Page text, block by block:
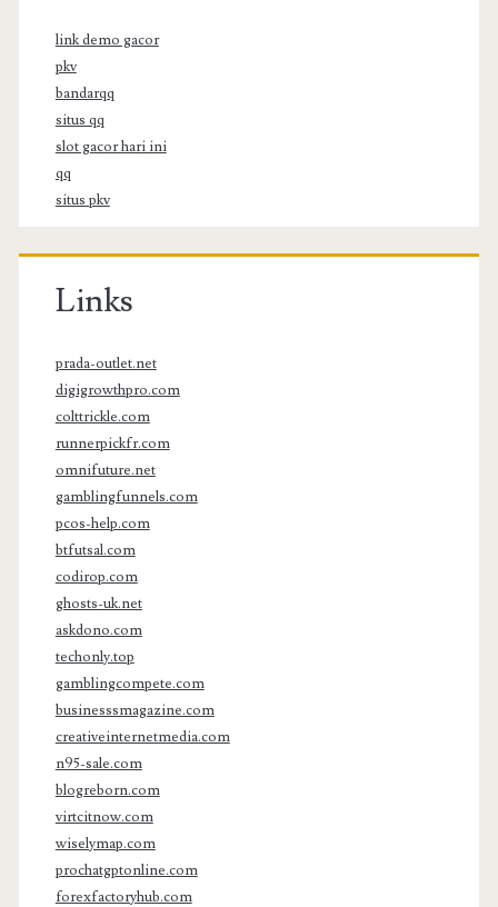
link demo gacor
pkv
bandarqq
situs qq
slot gacor hari ini
qq
situs pkv
Links
prada-outlet.net
digigrowthpro.com
colttrickle.com
runnerpickfr.com
omnifuture.net
gamblingfunnels.com
pcos-help.com
btfutsal.com
codirop.com
ghosts-uk.net
askdono.com
techonly.top
gamblingcompete.com
businesssmagazine.com
creativeinternetmedia.com
n95-sale.com
blogreborn.com
virtcitnow.com
wiselymap.com
prochatgptonline.com
forexfactoryhub.com